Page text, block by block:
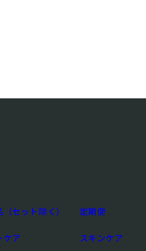
セット除く） 定期便
ケア スキンケア